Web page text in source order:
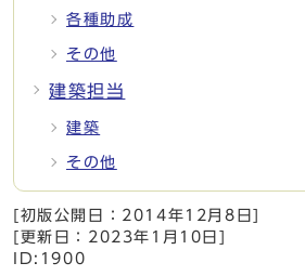
各種助成
その他
建築担当
建築
その他
[初版公開日： 2014年12月8日
[更新日： 2023年1月10日
ID:1900